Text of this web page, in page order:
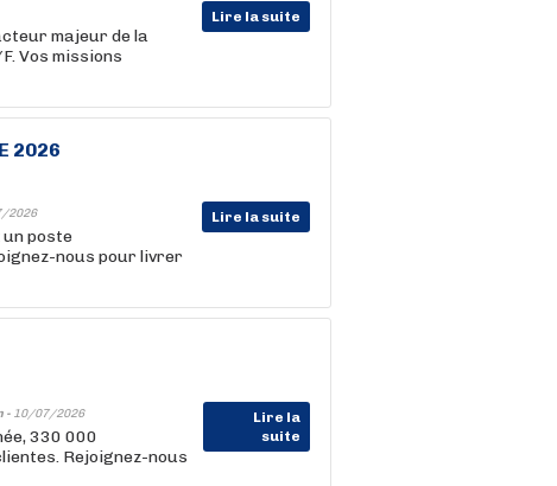
Lire la suite
majeur de la
Vos missions
2026
2026 Lire la suite
un poste
nous pour livrer
- 10/07/2026
Lire la
suite
330 000
Rejoignez-nous